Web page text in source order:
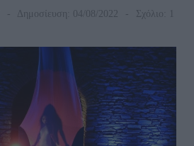
Δημοσίευση: 04/08/2022 Σχόλιο: 1